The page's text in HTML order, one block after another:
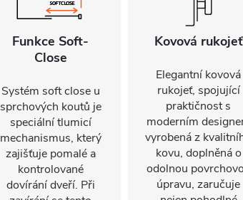
Funkce Soft-
Close
Systém soft close u
sprchových koutů je
speciální tlumicí
mechanismus, který
zajišťuje pomalé a
kontrolované
dovírání dveří. Při
Kovová rukojeť
Elegantní kovová
rukojeť, spojující
praktičnost s
moderním
vyrobená z
kovu, doplněná o
odolnou
úpravu, zaručuje